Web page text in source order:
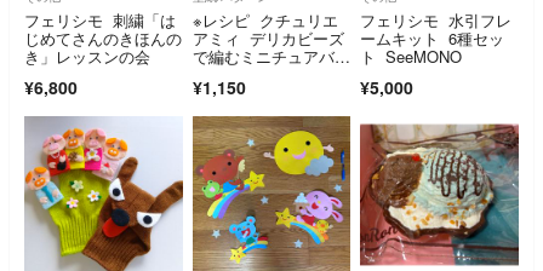
フェリシモ 刺繍「は
じめてさんのきほんの
き」レッスンの会
¥6,800
※レシピ クチュリエ
アミィ デリカビーズ
で編むミニチュアバッ
¥1,150
フェリシモ 水引フレ
ームキット 6種セッ
ト SeeMONO
¥5,000